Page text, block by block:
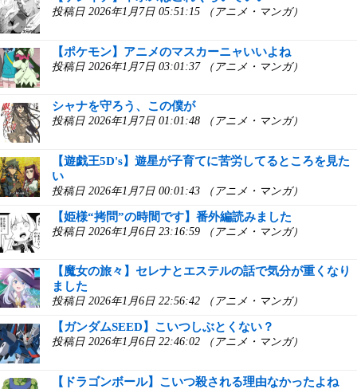
投稿日 2026年1月7日 05:51:15 （アニメ・マンガ）
【ポケモン】アニメのマスカーニャいいよね
投稿日 2026年1月7日 03:01:37 （アニメ・マンガ）
シャナを守ろう、この僕が
投稿日 2026年1月7日 01:01:48 （アニメ・マンガ）
【遊戯王5D's】遊星が子育てに苦労してるところを見た
い
投稿日 2026年1月7日 00:01:43 （アニメ・マンガ）
【姫様“拷問”の時間です】番外編読みました
投稿日 2026年1月6日 23:16:59 （アニメ・マンガ）
【魔女の旅々】セレナとエステルの話で気分が重くなり
ました
投稿日 2026年1月6日 22:56:42 （アニメ・マンガ）
【ガンダムSEED】こいつしぶとくない？
投稿日 2026年1月6日 22:46:02 （アニメ・マンガ）
【ドラゴンボール】こいつ殺される理由なかったよね